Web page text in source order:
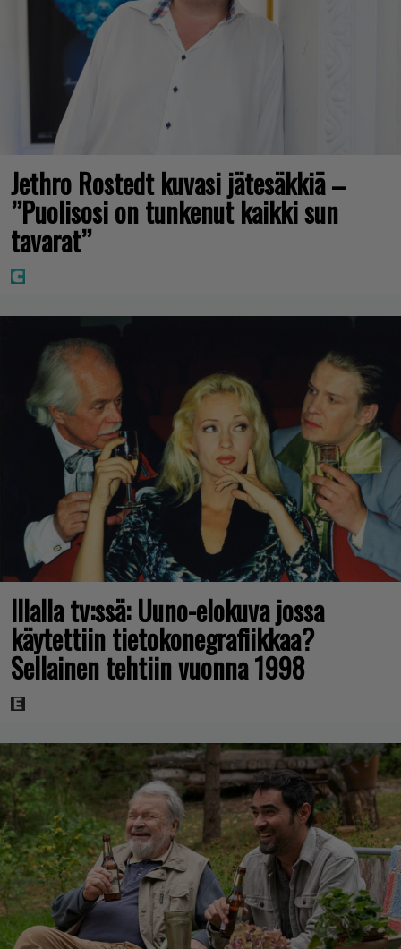
Jethro Rostedt kuvasi jätesäkkiä –
”Puolisosi on tunkenut kaikki sun
tavarat”
Illalla tv:ssä: Uuno-elokuva jossa
käytettiin tietokonegrafiikkaa?
Sellainen tehtiin vuonna 1998